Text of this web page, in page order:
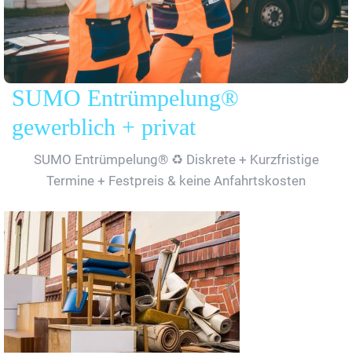
SUMO Entrümpelung®
gewerblich + privat
SUMO Entrümpelung® ♻️ Diskrete + Kurzfristige
Termine + Festpreis & keine Anfahrtskosten